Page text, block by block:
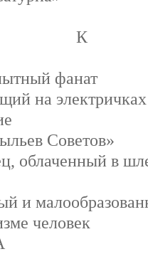
К
фанат
на электричках
Советов»
облаченный в
и
человек